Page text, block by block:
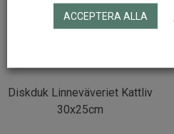
Diskduk Linneväveriet Kattliv
30x25cm
ACCEPTERA ALLA